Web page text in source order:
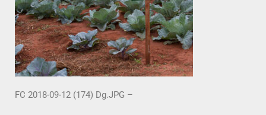
FC 2018-09-12 (174) Dg.JPG –